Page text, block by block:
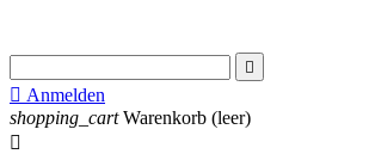

 Anmelden
shopping_cart Warenkorb (leer)
